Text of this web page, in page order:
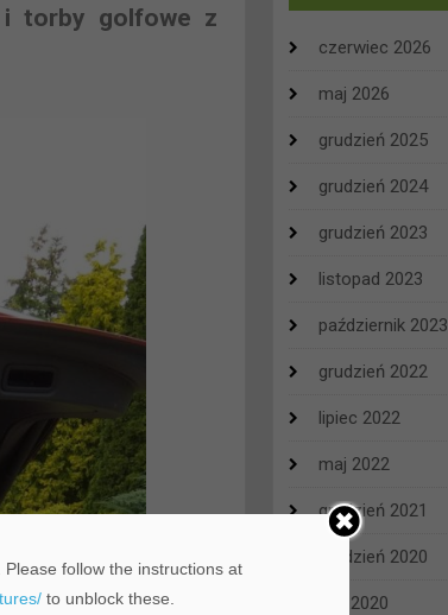
i torby golfowe z
czerwiec 2026
maj 2026
grudzień 2025
grudzień 2024
grudzień 2023
listopad 2023
październik 2023
grudzień 2022
lipiec 2022
maj 2022
grudzień 2021
grudzień 2020
luty 2020
follow the instructions at
to unblock these.